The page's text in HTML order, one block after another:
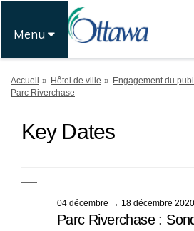
Menu
Vous êtes ici:
Accueil Hôtel de ville Engagement du
Parc Riverchase
Key Dates
04 décembre → 18 décembre 2020
Parc Riverchase :